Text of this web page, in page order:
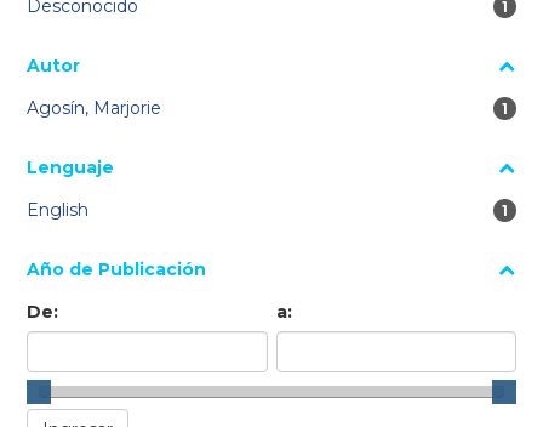
Desconocido 1
1
Autor
Agosín, Marjorie
1
1
Lenguaje
English
1
1
Año de Publicación
De:
a: